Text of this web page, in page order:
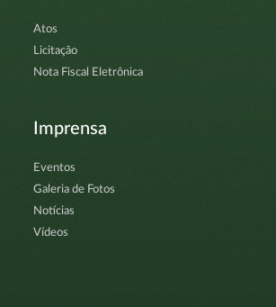
Atos
Licitação
Nota Fiscal Eletrônica
Imprensa
Eventos
Galeria de Fotos
Notícias
Vídeos